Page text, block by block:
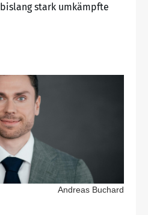
stark umkämpfte
Andreas Buchard